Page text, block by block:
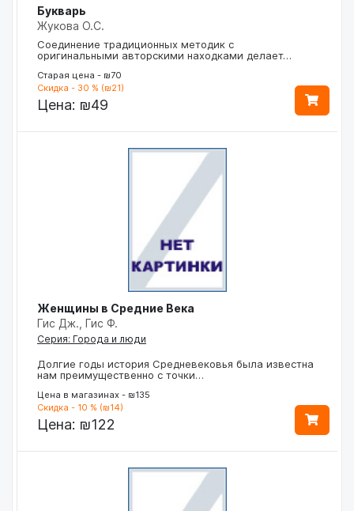
Букварь
Жукова О.С.
Соединение традиционных методик с
оригинальными авторскими находками делает…
Старая цена - ₪70
Скидка - 30 % (₪21)
Цена: ₪49
Женщины в Средние Века
Гис Дж., Гис Ф.
Серия: Города и люди
Долгие годы история Средневековья была известна
нам преимущественно с точки…
Цена в магазинах - ₪135
Скидка - 10 % (₪14)
Цена: ₪122